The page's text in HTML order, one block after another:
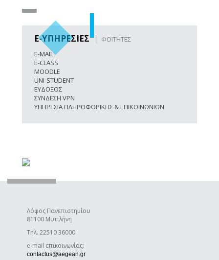
E-ΥΠΗΡΕΣΙΕΣ
ΦΟΙΤΗΤΕΣ
E-MAIL
E-CLASS
MOODLE
UNI-STUDENT
ΕΥΔΟΞΟΣ
ΣΥΝΔΕΣΗ VPN
ΥΠΗΡΕΣΙΑ ΠΛΗΡΟΦΟΡΙΚΗΣ & ΕΠΙΚΟΙΝΩΝΙΩΝ
Λόφος Πανεπιστημίου
81100 Μυτιλήνη
Τηλ. 22510 36000
e-mail επικοινωνίας:
contactus@aegean.gr